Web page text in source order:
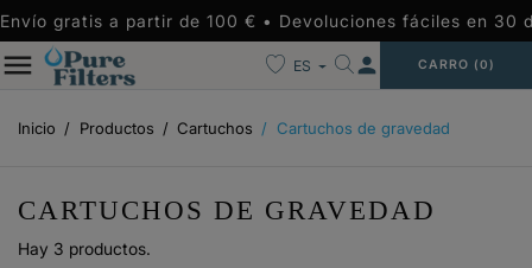
Envío gratis a partir de 100 € • Devoluciones fáciles en 30
ES person CARRO (0)
Inicio Productos Cartuchos Cartuchos de gravedad
CARTUCHOS DE GRAVEDAD
Hay 3 productos.